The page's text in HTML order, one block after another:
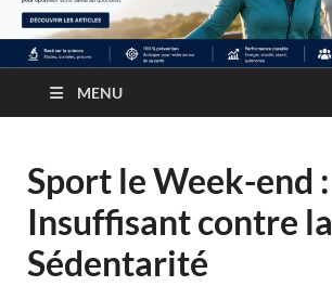
MENU
Sport le Week-end :
Insuffisant contre la
Sédentarité